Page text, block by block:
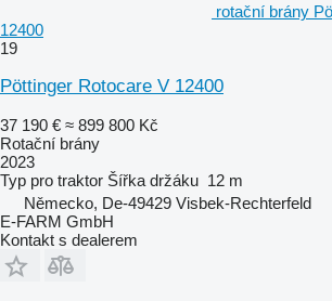
rotační brány
12400
19
Pöttinger Rotocare V 12400
37 190 € ≈ 899 800 Kč
Rotační brány
2023
Typ pro traktor Šířka držáku 12 m
Německo, De-49429 Visbek-Rechterfeld
E-FARM GmbH
Kontakt s dealerem